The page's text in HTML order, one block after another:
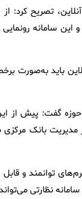
و این سامانه
باید به‌صورت
گفت: پیش از
مدیریت بانک
توانمند و
سامانه نظارتی